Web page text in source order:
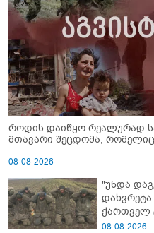
როდის დაიწყო რეალურად
მთავარი შეცდომა,
08-08-2026
"უნდა
დახვრეტა
ქართველ
08-08-2026